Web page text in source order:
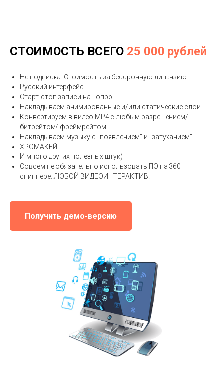
СТОИМОСТЬ ВСЕГО 25 000 рублей
Не подписка. Стоимость за бессрочную лицензию
Русский интерфейс
Старт-стоп записи на Гопро
Накладываем анимированные и/или статические слои
Конвертируем в видео MP4 с любым разрешением/
битрейтом/ фреймрейтом
Накладываем музыку с "появлением" и "затуханием"
ХРОМАКЕЙ
И много других полезных штук)
Совсем не обязательно использовать ПО на 360
спиннере. ЛЮБОЙ ВИДЕОИНТЕРАКТИВ!
Получить демо-версию